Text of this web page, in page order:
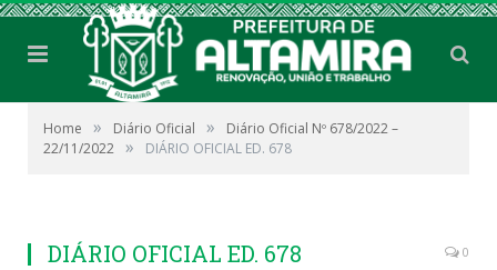
Home » Diário Oficial »
Diário Oficial Nº 678/2022 –
22/11/2022 » DIÁRIO OFICIAL ED. 678
DIÁRIO OFICIAL ED. 678 0